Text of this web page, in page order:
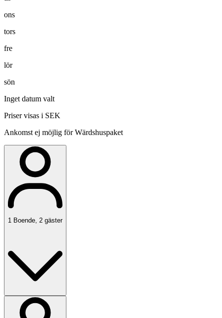
ons
tors
fre
lör
sön
Inget datum valt
Priser visas i SEK
Ankomst ej möjlig för Wärdshuspaket
1 Boende 2 gäster